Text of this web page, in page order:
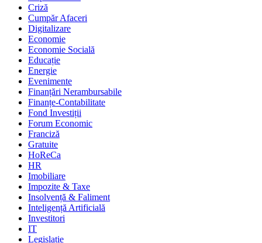
Criză
Cumpăr Afaceri
Digitalizare
Economie
Economie Socială
Educație
Energie
Evenimente
Finanțări Nerambursabile
Finanțe-Contabilitate
Fond Investiții
Forum Economic
Franciză
Gratuite
HoReCa
HR
Imobiliare
Impozite & Taxe
Insolvență & Faliment
Inteligență Artificială
Investitori
IT
Legislație